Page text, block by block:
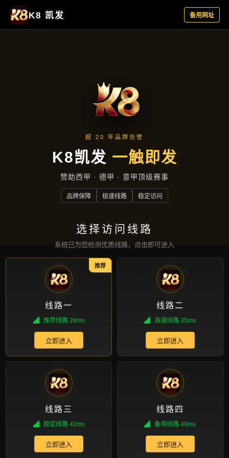
产品展示
首页 产品展示